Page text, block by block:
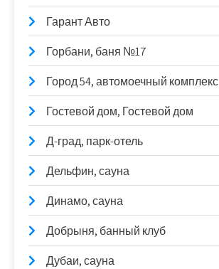
Гарант Авто
Горбани, баня №17
Город 54, автомоечный комплекс
Гостевой дом, Гостевой дом
Д-град, парк-отель
Дельфин, сауна
Динамо, сауна
Добрыня, банный клуб
Дубаи, сауна